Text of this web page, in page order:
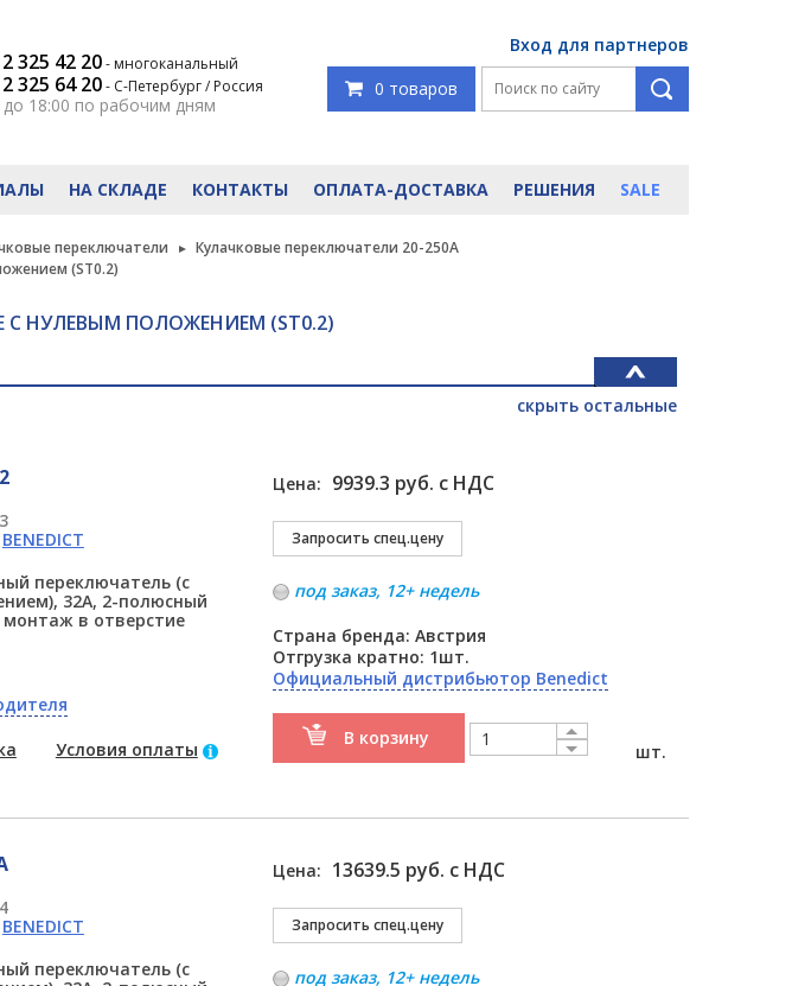
325 42 20- многоканальный
325 64 20- С-Петербург / Россия
до 18:00 по рабочим дням
Вход для партнеров
0 товаров
НА СКЛАДЕ КОНТАКТЫ ОПЛАТА-ДОСТАВКА РЕШЕНИЯ SALE
переключатели
Кулачковые переключатели 20-250А
(ST0.2)
НУЛЕВЫМ ПОЛОЖЕНИЕМ (ST0.2)
скрыть остальные
BENEDICT
переключатель (с
32А, 2-полюсный
в отверстие
Условия оплаты
Цена: 9939.3 руб. с НДС
под заказ, 12+ недель
Страна бренда: Австрия
Отгрузка кратно: 1шт.
Официальный дистрибьютор Benedict
В корзину
шт.
BENEDICT
переключатель (с
Цена: 13639.5 руб. с НДС
под заказ, 12+ недель